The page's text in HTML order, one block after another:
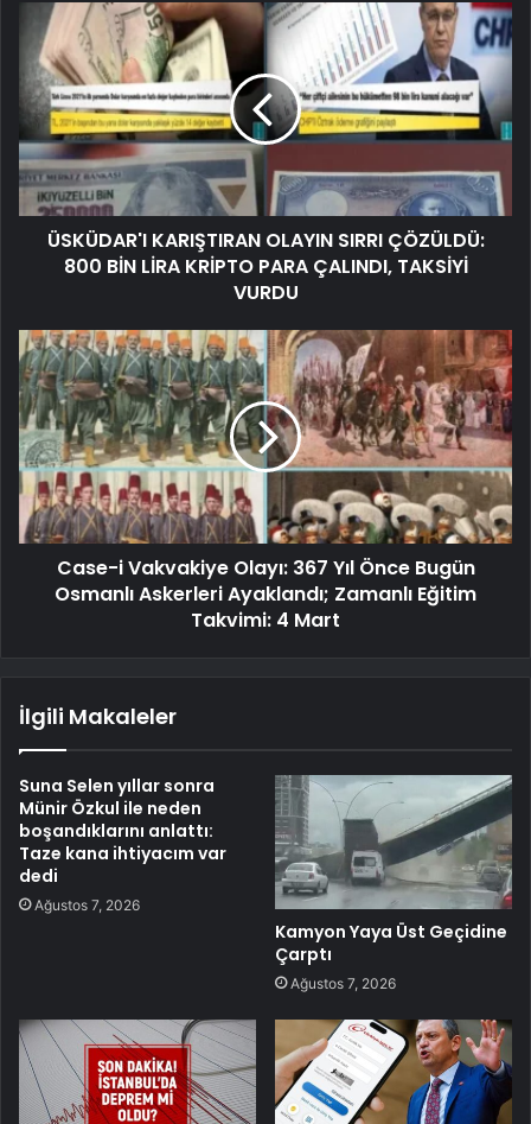
ÜSKÜDAR'I KARIŞTIRAN OLAYIN SIRRI ÇÖZÜLDÜ:
800 BİN LİRA KRİPTO PARA ÇALINDI, TAKSİYİ
VURDU
Case-i Vakvakiye Olayı: 367 Yıl Önce Bugün
Osmanlı Askerleri Ayaklandı; Zamanlı Eğitim
Takvimi: 4 Mart
İlgili Makaleler
Suna Selen yıllar sonra
Münir Özkul ile neden
boşandıklarını anlattı:
Taze kana ihtiyacım var
dedi
Ağustos 7, 2026
Kamyon Yaya Üst Geçidine
Çarptı
Ağustos 7, 2026